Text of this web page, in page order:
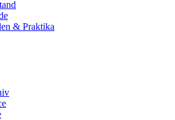
& Praktika